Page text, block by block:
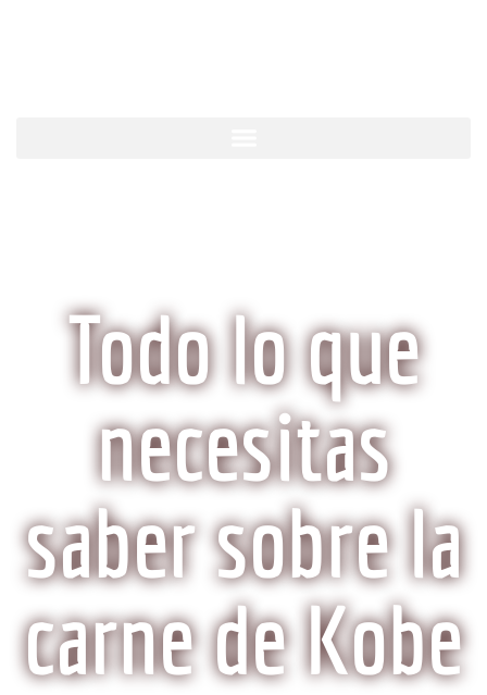
Todo lo que
necesitas
saber sobre la
carne de Kobe